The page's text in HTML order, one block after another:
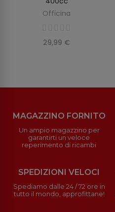
Officina
29,99 €
MAGAZZINO FORNITO
Un ampio magazzino per
garantirti un veloce
reperimento di ricambi
SPEDIZIONI VELOCI
Spediamo dalle 24 / 72 ore in
tutto il mondo, approfittane!